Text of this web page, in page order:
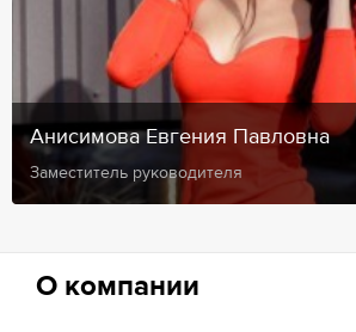
Анисимова Евгения Павловна
Заместитель руководителя
О компании